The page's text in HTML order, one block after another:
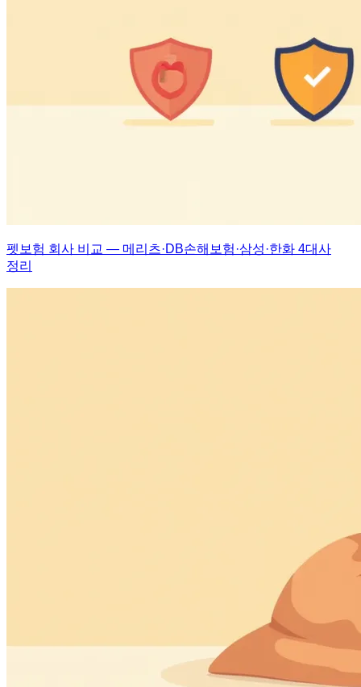
펫보험 회사 비교 — 메리츠·DB손해보험·삼성·한화 4대사
정리